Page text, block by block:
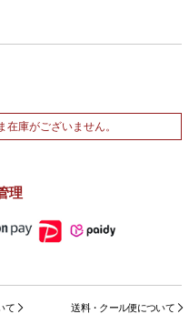
庫がございません。
理
て 送料・クール便について